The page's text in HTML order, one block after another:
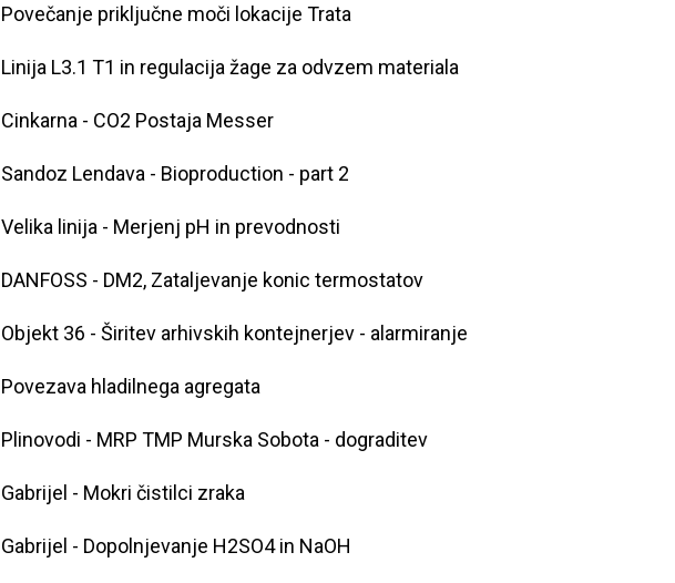
Povečanje priključne moči lokacije Trata
Linija L3.1 T1 in regulacija žage za odvzem materiala
Cinkarna - CO2 Postaja Messer
Sandoz Lendava - Bioproduction - part 2
Velika linija - Merjenj pH in prevodnosti
DANFOSS - DM2, Zataljevanje konic termostatov
Objekt 36 - Širitev arhivskih kontejnerjev - alarmiranje
Povezava hladilnega agregata
Plinovodi - MRP TMP Murska Sobota - dograditev
Gabrijel - Mokri čistilci zraka
Gabrijel - Dopolnjevanje H2SO4 in NaOH